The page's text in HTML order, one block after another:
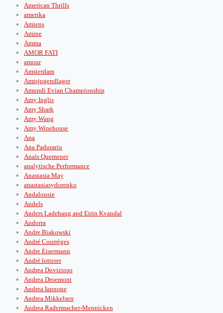
American Thrills
amerika
Amiens
Amine
Amma
AMOR FATI
amour
Amsterdam
Amtsjugendlager
Amundi Evian Championship
Amy Inglis
Amy Shark
Amy Wang
Amy Winehouse
Ana
Ana Padurariu
Anaïs Quemener
analytische Performance
Anastasia May
anastasiasydorenko
Andalousie
Andels
Anders Ladehaug and Eirin Kvandal
Andorra
Andre Biakowski
André Courrèges
Andre Eisermann
André lotterer
Andrea Dovizioso
Andrea Droemont
Andrea Iannone
Andrea Mikkelsen
Andrea Radermacher-Mennicken